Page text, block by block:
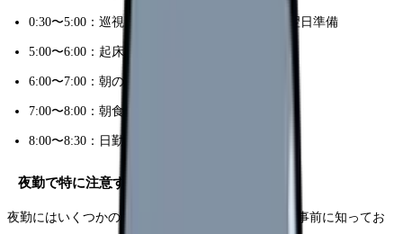
0:30〜5:00：巡視・ナースコール対応・記録・翌日準備
5:00〜6:00：起床準備・バイタルサイン測定
6:00〜7:00：朝の採血・点滴交換
7:00〜8:00：朝食の配膳・食事介助・与薬
8:00〜8:30：日勤への申し送り・退勤
夜勤で特に注意すべき時間帯
夜勤にはいくつかの「要注意タイム」があります。事前に知ってお